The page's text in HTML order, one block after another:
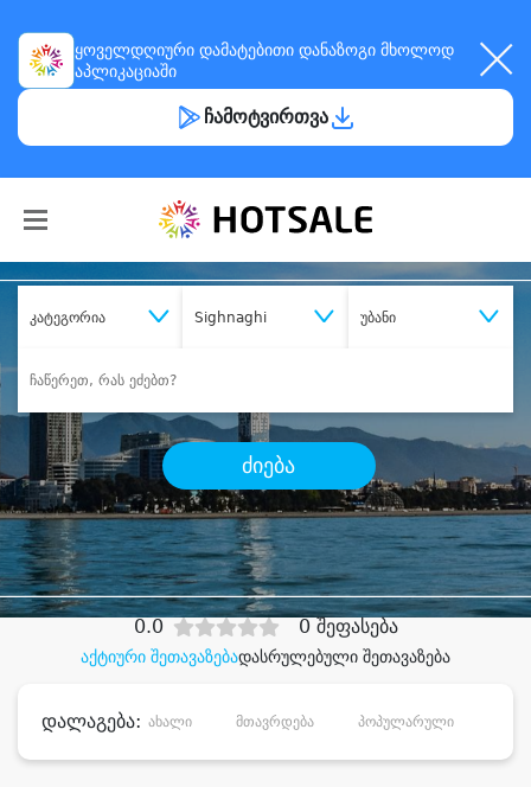
ყოველდღიური დამატებითი დანაზოგი მხოლოდ
აპლიკაციაში
ჩამოტვირთვა
კატეგორია Sighnaghi უბანი
ძიება
შეიძინესასურველი მომსახურება
დიდი დანაზოგით
აქტიური შეთავაზებადასრულებული შეთავაზება
0.0 0 შეფასება
დალაგება: ახალი მთავრდება პოპულარული